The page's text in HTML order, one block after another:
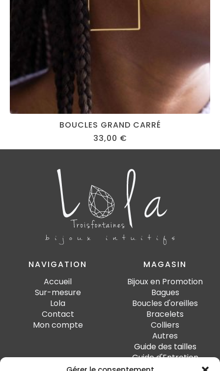
BOUCLES GRAND CARRÉ
33,00 €
NAVIGATION
Accueil
Sur-mesure
Lola
Contact
Mon compte
MAGASIN
Bijoux en Promotion
Bagues
Boucles d'oreilles
Bracelets
Colliers
Autres
Guide des tailles
Guide d'Entretien